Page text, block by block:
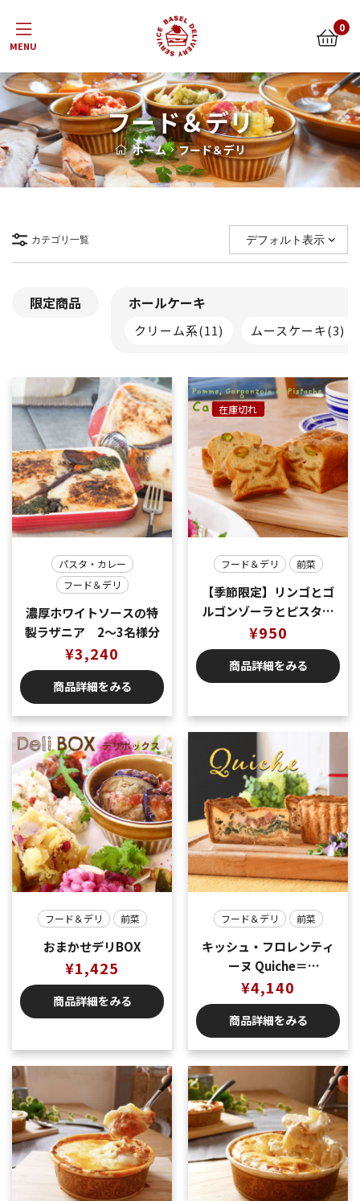
0
Menu
フード＆デリ
ホーム フード＆デリ
カテゴリ一覧
限定商品 ホールケーキ
クリーム系(11) ムースケーキ(3)
パスタ・カレー
フード＆デリ
濃厚ホワイトソースの特
製ラザニア 2〜3名様分
¥3,240
商品詳細をみる
在庫切れ
フード＆デリ 前菜
【季節限定】リンゴとゴ
ルゴンゾーラとピスタチ
オのケークサレ
¥950
商品詳細をみる
フード＆デリ 前菜
おまかせデリBOX
¥1,425
商品詳細をみる
フード＆デリ 前菜
キッシュ・フロレンティ
ーヌ Quiche＝
Florentine（ベーコンと
ほうれん草のキッシュ）
¥4,140
商品詳細をみる